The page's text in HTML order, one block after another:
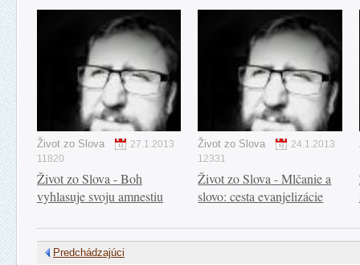
Život zo Slova
27.1.2013
11820
Život zo Slova - Boh
vyhlasuje svoju amnestiu
Život zo Slova
24.1.2013
12331
Život zo Slova - Mlčanie a
slovo: cesta evanjelizácie
Predchádzajúci